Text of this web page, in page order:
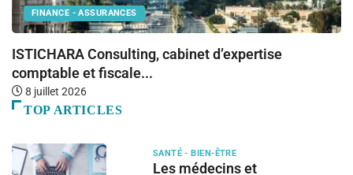
FINANCE - ASSURANCES
ISTICHARA Consulting, cabinet d’expertise
comptable et fiscale...
8 juillet 2026
TOP ARTICLES
SANTÉ - BIEN-ÊTRE
Les médecins et